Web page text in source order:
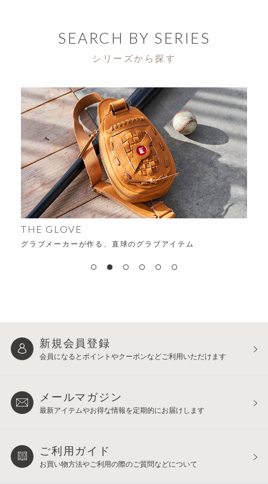
SEARCH BY SERIES
シリーズから探す
球のグラブアイテム 時代を超える、変わらない“
新規会員登録
会員になるとポイントやクーポンなどご利用いただけます
メールマガジン
最新アイテムやお得な情報を定期的にお届けします
ご利用ガイド
お買い物方法やご利用の際のご質問などについて